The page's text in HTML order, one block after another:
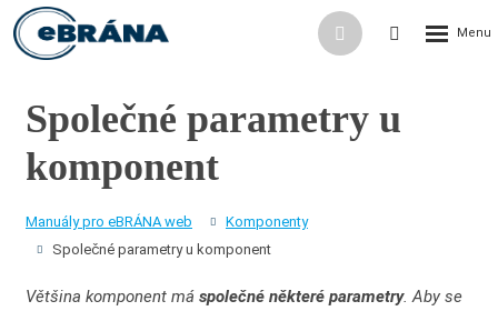
Vyhledávání
Přihlášení
zóny
Rozbalení
Společné parametry u
komponent
Manuály pro eBRÁNA web
Komponenty
Společné parametry u komponent
Většina komponent má společné některé parametry. Aby se